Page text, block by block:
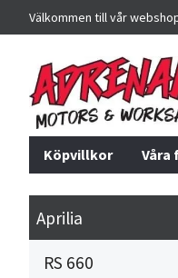
Välkommen till vår
Köpvillkor Våra
Aprilia
RS 660